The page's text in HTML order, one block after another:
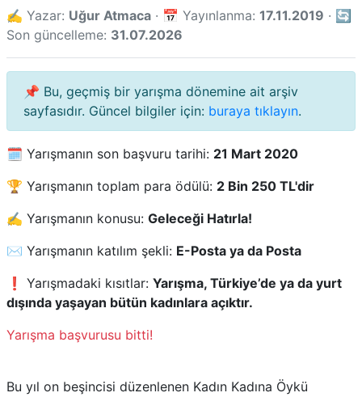
✍️ Yazar: Uğur Atmaca · 📅 Yayınlanma: 17.11.2019 · 🔄
Son güncelleme: 31.07.2026
📌 Bu, geçmiş bir yarışma dönemine ait arşiv
sayfasıdır. Güncel bilgiler için: buraya tıklayın.
🗓️ Yarışmanın son başvuru tarihi: 21 Mart 2020
🏆 Yarışmanın toplam para ödülü: 2 Bin 250 TL'dir
✍️ Yarışmanın konusu: Geleceği Hatırla!
✉️ Yarışmanın katılım şekli: E-Posta ya da Posta
❗ Yarışmadaki kısıtlar: Yarışma, Türkiye’de ya da yurt
dışında yaşayan bütün kadınlara açıktır.
Yarışma başvurusu bitti!
Bu yıl on beşincisi düzenlenen Kadın Kadına Öykü